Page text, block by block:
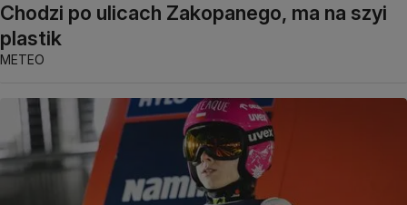
Chodzi po ulicach Zakopanego, ma na szyi
plastik
METEO